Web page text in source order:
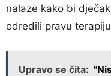
nalaze kako bi
odredili pravu
Upravo se čita: